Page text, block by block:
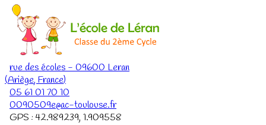
rue des écoles - 09600 Leran
(Ariège, France)
05 61 01 70 10
0090509e@ac-toulouse.fr
GPS : 42.989239, 1.909558